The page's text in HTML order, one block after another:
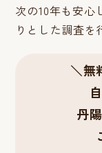
次の10年も安
りとした調査を
＼無
丹